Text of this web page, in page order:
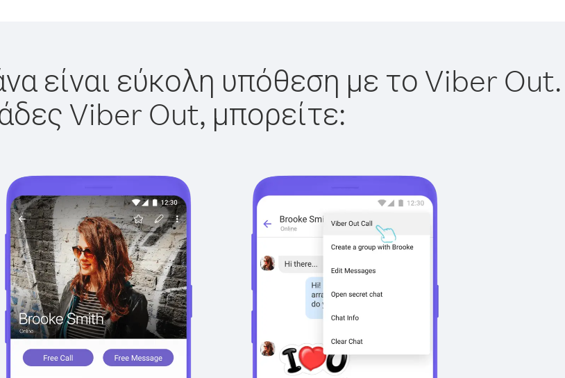
είναι εύκολη υπόθεση με το Viber Out.
Viber Out, μπορείτε: